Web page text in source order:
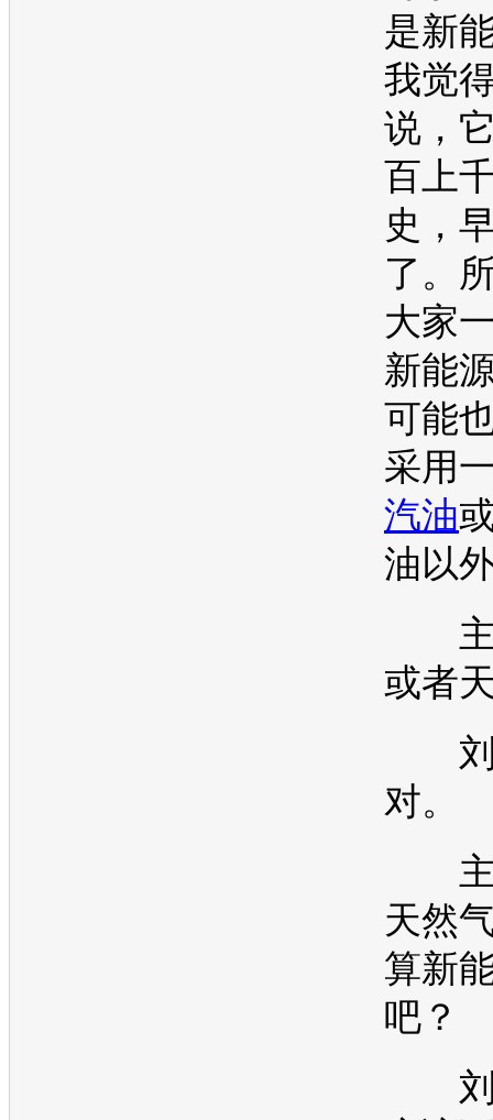
是新
我觉
说，
百上
史，
了。
大家
新能
可能
采用
汽油
油以
主
或者
刘
对。
主
天然
算新
吧？
刘